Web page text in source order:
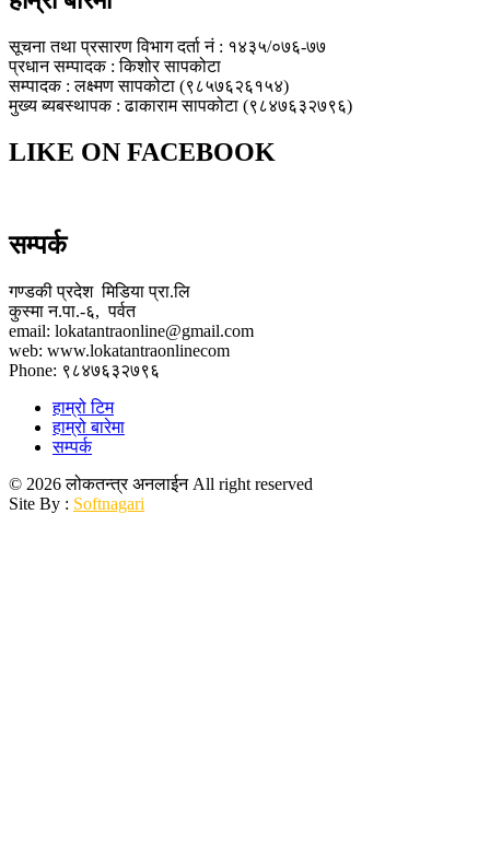
सूचना तथा प्रसारण विभाग दर्ता नं : १४३५/०७६-७७
प्रधान सम्पादक : किशोर सापकोटा
सम्पादक : लक्ष्मण सापकोटा (९८५७६२६१५४)
मुख्य ब्यबस्थापक : ढाकाराम सापकोटा (९८४७६३२७९६)
LIKE ON FACEBOOK
सम्पर्क
गण्डकी प्रदेश मिडिया प्रा.लि
कुस्मा न.पा.-६, पर्वत
email: lokatantraonline@gmail.com
web: www.lokatantraonlinecom
Phone: ९८४७६३२७९६
हाम्रो टिम
हाम्रो बारेमा
सम्पर्क
© 2026 लोकतन्त्र अनलाईन All right reserved
Site By : Softnagari